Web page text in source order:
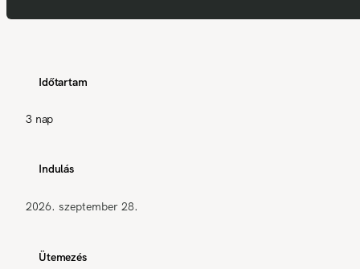
Időtartam
3 nap
Indulás
2026. szeptember 28.
Ütemezés